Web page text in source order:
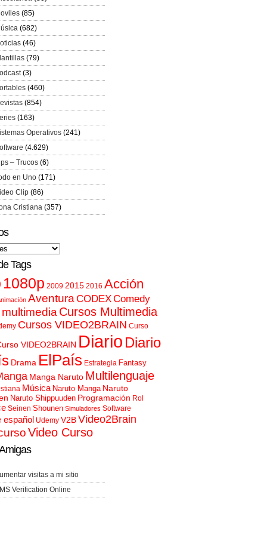
(85)
(682)
(46)
(79)
(3)
(460)
(854)
(163)
Operativos (241)
(4.629)
– Trucos (6)
en Uno (171)
Clip (86)
Cristiana (357)
Tags
1080p 2009 2015 2016 Acción
AventuraCODEXComedy
Cursos Multimedia
Cursos VIDEO2BRAIN Curso
VIDEO2BRAIN Diario Diario
Drama ElPaís Estrategia Fantasy
Manga Naruto Multilenguaje
Música Naruto Manga Naruto
Naruto Shippuuden Programación Rol
Seinen Shounen Simuladores Software
español Udemy V2BVideo2Brain
Video Curso
visitas a mi sitio
Verification Online